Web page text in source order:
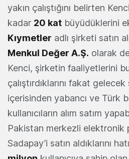
yakın çalıştığını belirten
kadar 20 kat büyüdüklerini
Kıymetler adlı şirketi satın
Menkul Değer A.Ş. olarak
Kenci, şirketin faaliyetlerini
çalıştırdıklarını fakat
içerisinden yabancı ve Türk
kullanıcıların alım satım
Pakistan merkezli elektronik
Sadapay’i satın aldıklarını